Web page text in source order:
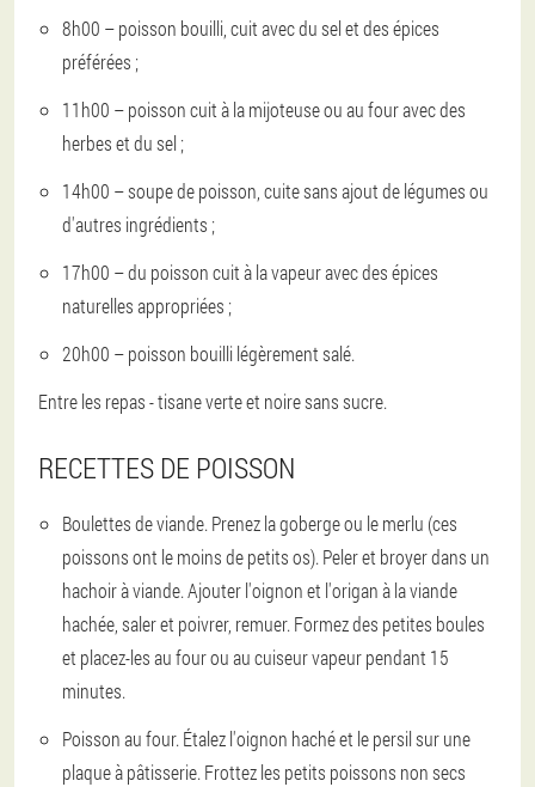
8h00 – poisson bouilli, cuit avec du sel et des épices
préférées ;
11h00 – poisson cuit à la mijoteuse ou au four avec des
herbes et du sel ;
14h00 – soupe de poisson, cuite sans ajout de légumes ou
d'autres ingrédients ;
17h00 – du poisson cuit à la vapeur avec des épices
naturelles appropriées ;
20h00 – poisson bouilli légèrement salé.
Entre les repas - tisane verte et noire sans sucre.
RECETTES DE POISSON
Boulettes de viande. Prenez la goberge ou le merlu (ces
poissons ont le moins de petits os). Peler et broyer dans un
hachoir à viande. Ajouter l'oignon et l'origan à la viande
hachée, saler et poivrer, remuer. Formez des petites boules
et placez-les au four ou au cuiseur vapeur pendant 15
minutes.
Poisson au four. Étalez l'oignon haché et le persil sur une
plaque à pâtisserie. Frottez les petits poissons non secs